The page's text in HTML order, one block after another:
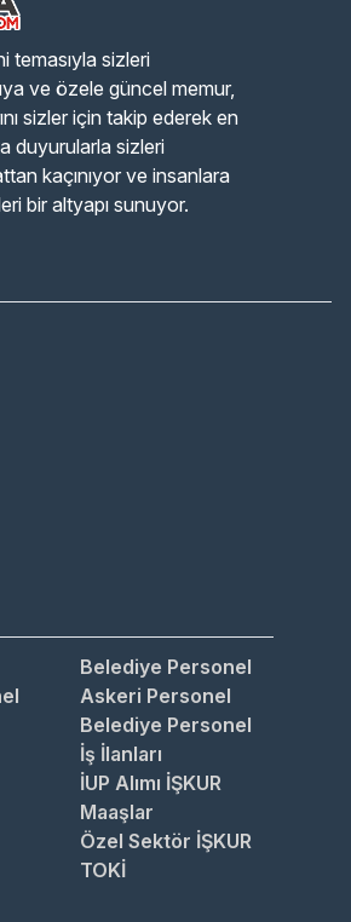
temasıyla sizleri
ve özele güncel memur,
sizler için takip ederek en
duyurularla sizleri
kaçınıyor ve insanlara
bir altyapı sunuyor.
Belediye Personel
Askeri Personel
Belediye Personel
İş İlanları
İUP Alımı İŞKUR
Maaşlar
Özel Sektör İŞKUR
TOKİ